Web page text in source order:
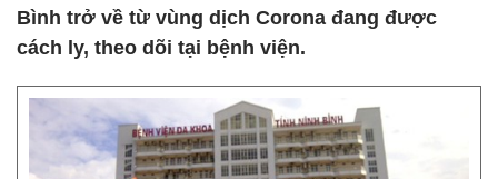
Bình trở về từ vùng dịch Corona đang được
cách ly, theo dõi tại bệnh viện.